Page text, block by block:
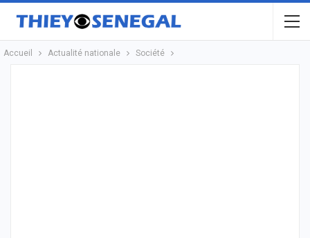
Accueil Actualité nationale Société